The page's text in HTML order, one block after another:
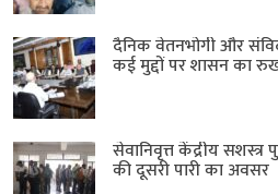
दैनिक वेतनभोगी और
कई मुद्दों पर शासन का
सेवानिवृत्त केंद्रीय
की दूसरी पारी का अवसर